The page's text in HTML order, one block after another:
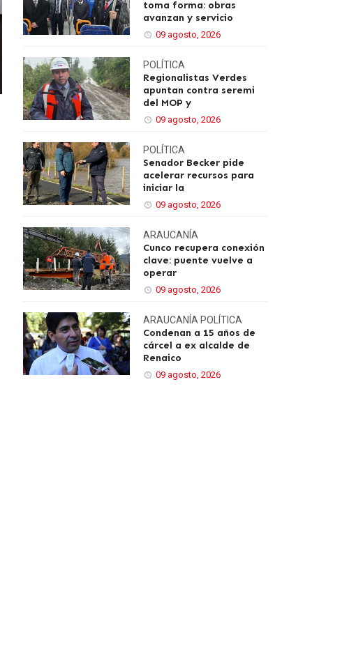
toma forma: obras
avanzan y servicio
09 agosto, 2026
POLÍTICA
Regionalistas Verdes
apuntan contra seremi
del MOP y
09 agosto, 2026
POLÍTICA
Senador Becker pide
acelerar recursos para
iniciar la
09 agosto, 2026
ARAUCANÍA
Cunco recupera conexión
clave: puente vuelve a
operar
09 agosto, 2026
ARAUCANÍA POLÍTICA
Condenan a 15 años de
cárcel a ex alcalde de
Renaico
09 agosto, 2026